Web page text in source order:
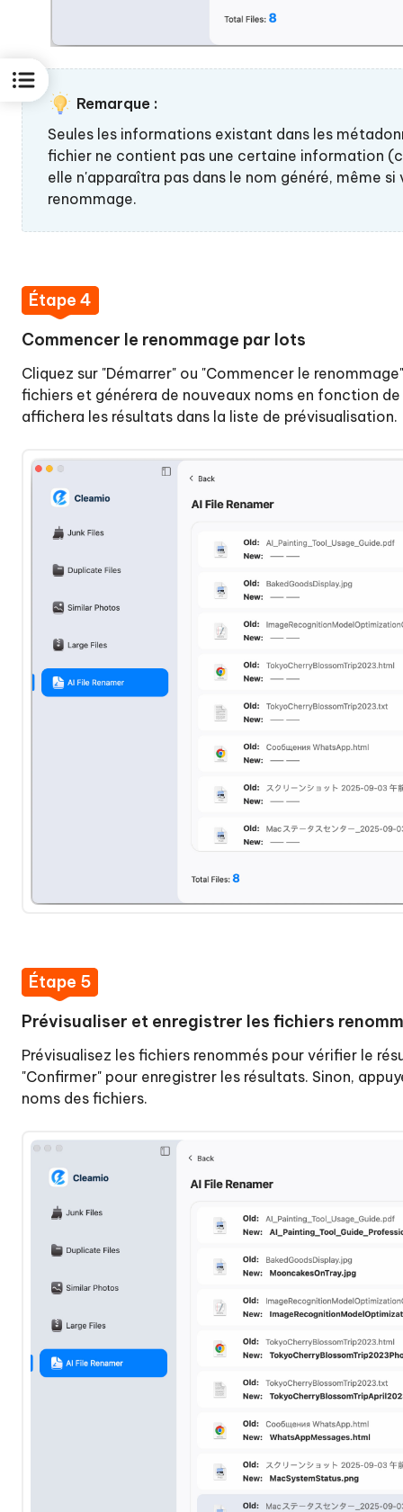
Remarque :
Seules les informations existant dans les
fichier ne contient pas une certaine information
elle n'apparaîtra pas dans le nom généré, même
renommage.
Étape 4
Commencer le renommage par lots
Cliquez sur "Démarrer" ou "Commencer le
fichiers et générera de nouveaux noms en fonction
affichera les résultats dans la liste de prévisualisation.
Étape 5
Prévisualiser et enregistrer les fichiers
Prévisualisez les fichiers renommés pour vérifier le
"Confirmer" pour enregistrer les résultats. Sinon,
noms des fichiers.